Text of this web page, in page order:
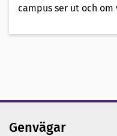
campus ser ut och
Genvägar